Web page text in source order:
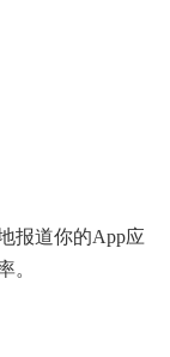
报道你的App应
。